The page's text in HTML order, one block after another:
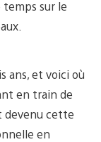
temps sur le
ans, et voici où
en train de
devenu cette
en